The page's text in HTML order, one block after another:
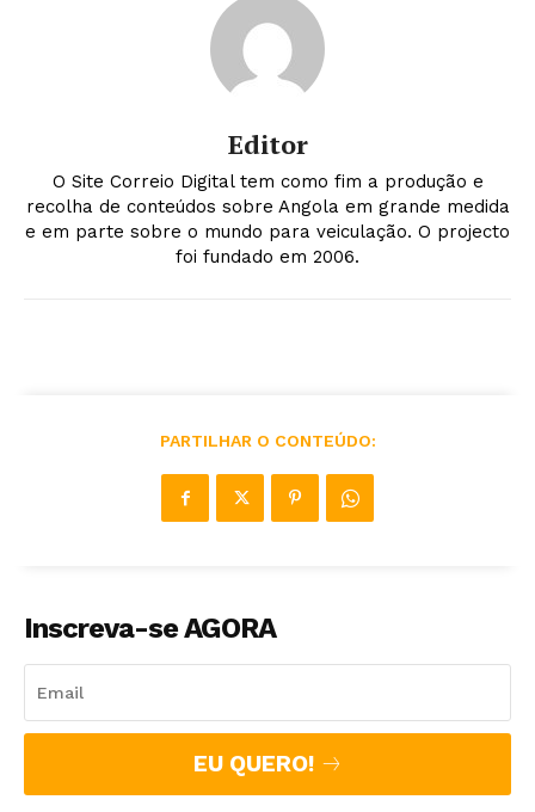
Editor
O Site Correio Digital tem como fim a produção e
recolha de conteúdos sobre Angola em grande medida
e em parte sobre o mundo para veiculação. O projecto
foi fundado em 2006.
PARTILHAR O CONTEÚDO:
Inscreva-se AGORA
EU QUERO!